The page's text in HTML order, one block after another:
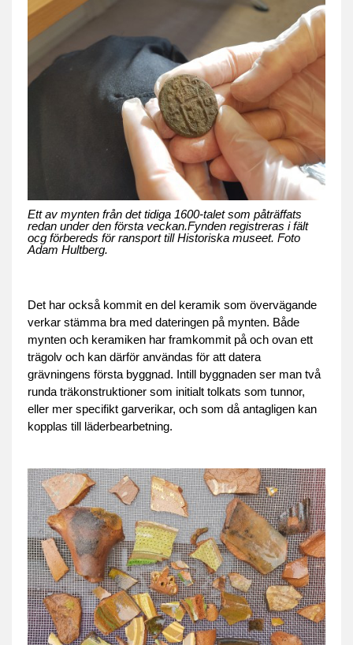
Ett av mynten från det tidiga 1600-talet som påträffats
redan under den första veckan.Fynden registreras i fält
ocg förbereds för ransport till Historiska museet. Foto
Adam Hultberg.
Det har också kommit en del keramik som övervägande
verkar stämma bra med dateringen på mynten. Både
mynten och keramiken har framkommit på och ovan ett
trägolv och kan därför användas för att datera
grävningens första byggnad. Intill byggnaden ser man två
runda träkonstruktioner som initialt tolkats som tunnor,
eller mer specifikt garverikar, och som då antagligen kan
kopplas till läderbearbetning.